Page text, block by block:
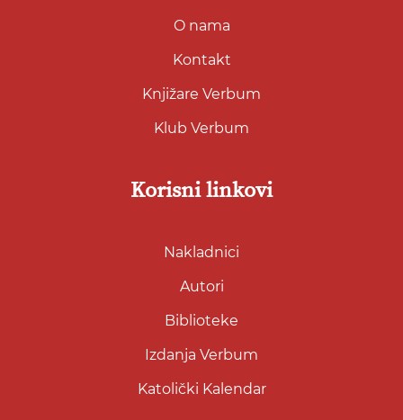
O nama
Kontakt
Knjižare Verbum
Klub Verbum
Korisni linkovi
Nakladnici
Autori
Biblioteke
Izdanja Verbum
Katolički Kalendar